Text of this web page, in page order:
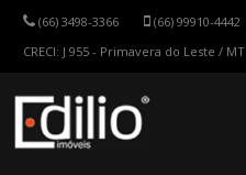
(66) 3498-3366 (66) 99910-4442
CRECI: J 955 - Primavera do Leste / MT